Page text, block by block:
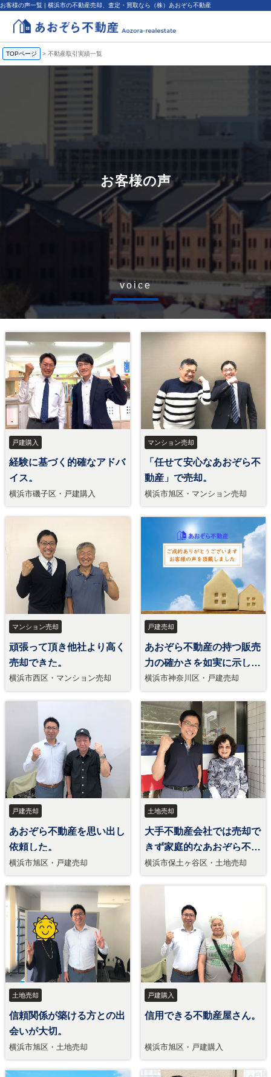
お客様の声一覧 | 横浜市の不動産売却、査定・買取なら（株）あおぞら不動産
TOPページ > 不動産取引実績一覧
お客様の声
voice
戸建購入
経験に基づく的確なアドバ
イス。
横浜市磯子区・戸建購入
マンション売却
「任せて安心なあおぞら不
動産」で売却。
横浜市旭区・マンション売却
マンション売却
頑張って頂き他社より高く
売却できた。
横浜市西区・マンション売却
戸建売却
あおぞら不動産の持つ販売
力の確かさを如実に示して
おり、結果に満足
横浜市神奈川区・戸建売却
戸建売却
あおぞら不動産を思い出し
依頼した。
横浜市旭区・戸建売却
土地売却
大手不動産会社では売却で
きず家庭的なあおぞら不動
産へ依頼した。
横浜市保土ヶ谷区・土地売却
土地売却
信頼関係が築ける方との出
会いが大切。
横浜市旭区・土地売却
戸建購入
信用できる不動産屋さん。
横浜市旭区・戸建購入